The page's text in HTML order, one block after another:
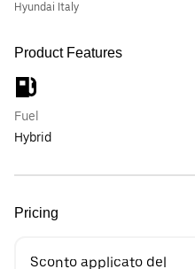
Hyundai Italy
Product Features
Fuel
Hybrid
Pricing
Sconto applicato del